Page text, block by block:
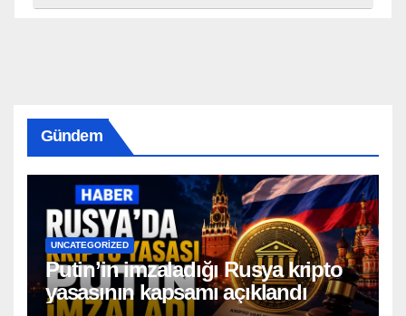
Gündem
UNCATEGORIZED
Putin’in imzaladığı Rusya kripto
yasasının kapsamı açıklandı